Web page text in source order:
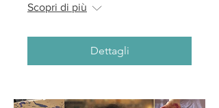
Scopri di più
Dettagli